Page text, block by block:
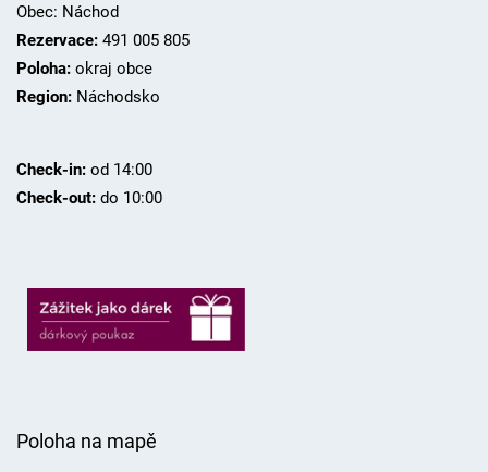
Obec: Náchod
Rezervace:491 005 805
Poloha:okraj obce
Region:Náchodsko
Check-in:od 14:00
Check-out:do 10:00
Poloha na mapě